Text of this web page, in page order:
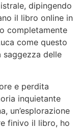
dipingendo
il libro online in
completamente
come questo
delle
e perdita
inquietante
un’esplorazione
finivo il libro, ho